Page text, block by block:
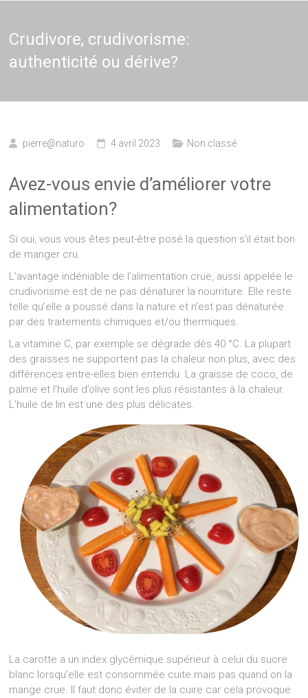
–
Naturopathie,
Thérapie de
couple en
Crudivore, crudivorisme:
authenticité ou dérive?
pierre@naturo 4 avril 2023 Non classé
Avez-vous envie d’améliorer votre
alimentation?
Si oui, vous vous êtes peut-être posé la question s’il était bon
de manger cru.
L’avantage indéniable de l’alimentation crue, aussi appelée le
crudivorisme est de ne pas dénaturer la nourriture. Elle reste
telle qu’elle a poussé dans la nature et n’est pas dénaturée
par des traitements chimiques et/ou thermiques.
La vitamine C, par exemple se dégrade dès 40 °C. La plupart
des graisses ne supportent pas la chaleur non plus, avec des
différences entre-elles bien entendu. La graisse de coco, de
palme et l’huile d’olive sont les plus résistantes à la chaleur.
L’huile de lin est une des plus délicates.
La carotte a un index glycémique supérieur à celui du sucre
blanc lorsqu’elle est consommée cuite mais pas quand on la
mange crue. Il faut donc éviter de la cuire car cela provoque